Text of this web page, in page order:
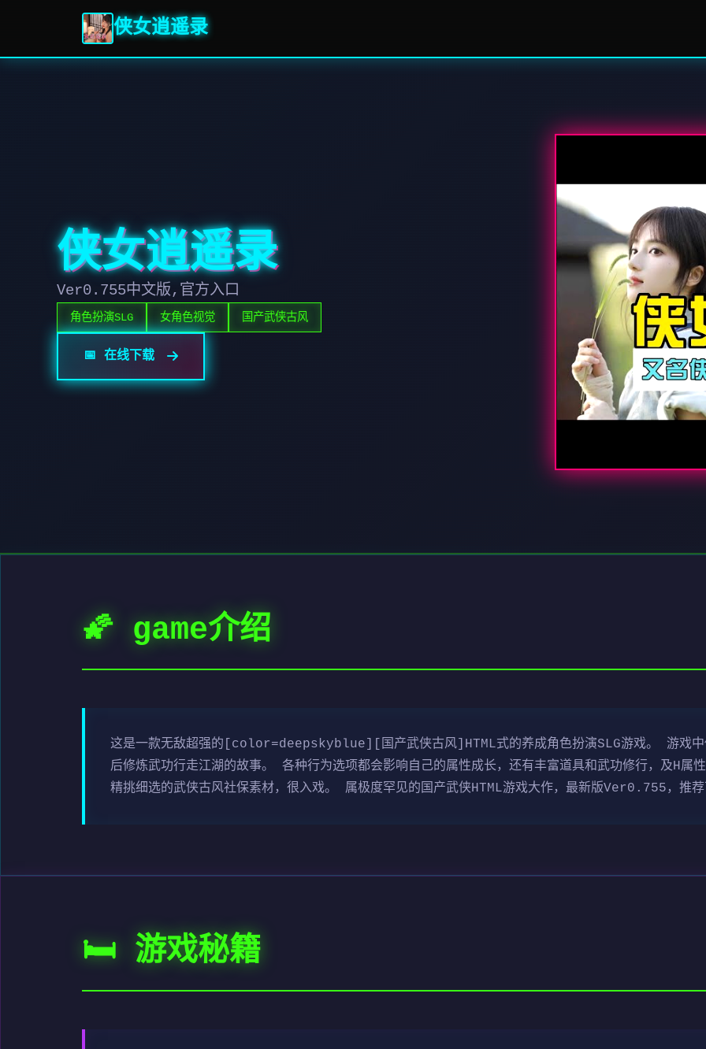
侠女逍遥录
侠女逍遥录
Ver0.755中文版,官方入口
角色扮演SLG 女角色视觉 国产武侠古风
📅 在线下载
🌠 game介绍
这是一款无敌超强的[color=deepskyblue][国产武侠古风]HTML式的养成角色扮演SLG游戏。 游戏中
后修炼武功行走江湖的故事。 各种行为选项都会影响自己的属性成长，还有丰富道具和武功修行，及H属
精挑细选的武侠古风社保素材，很入戏。 属极度罕见的国产武侠HTML游戏大作，最新版Ver0.755，推荐
🛏️ 游戏秘籍